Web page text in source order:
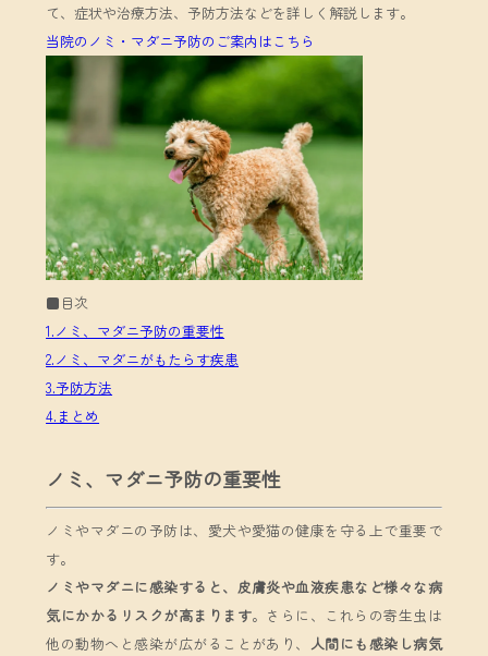
て、症状や治療方法、予防方法などを詳しく解説します。
当院のノミ・マダニ予防のご案内はこちら
■目次
1.ノミ、マダニ予防の重要性
2.ノミ、マダニがもたらす疾患
3.予防方法
4.まとめ
ノミ、マダニ予防の重要性
ノミやマダニの予防は、愛犬や愛猫の健康を守る上で重要で
す。
ノミやマダニに感染すると、皮膚炎や血液疾患など様々な病
気にかかるリスクが高まります。さらに、これらの寄生虫は
他の動物へと感染が広がることがあり、 人間にも感染し病気